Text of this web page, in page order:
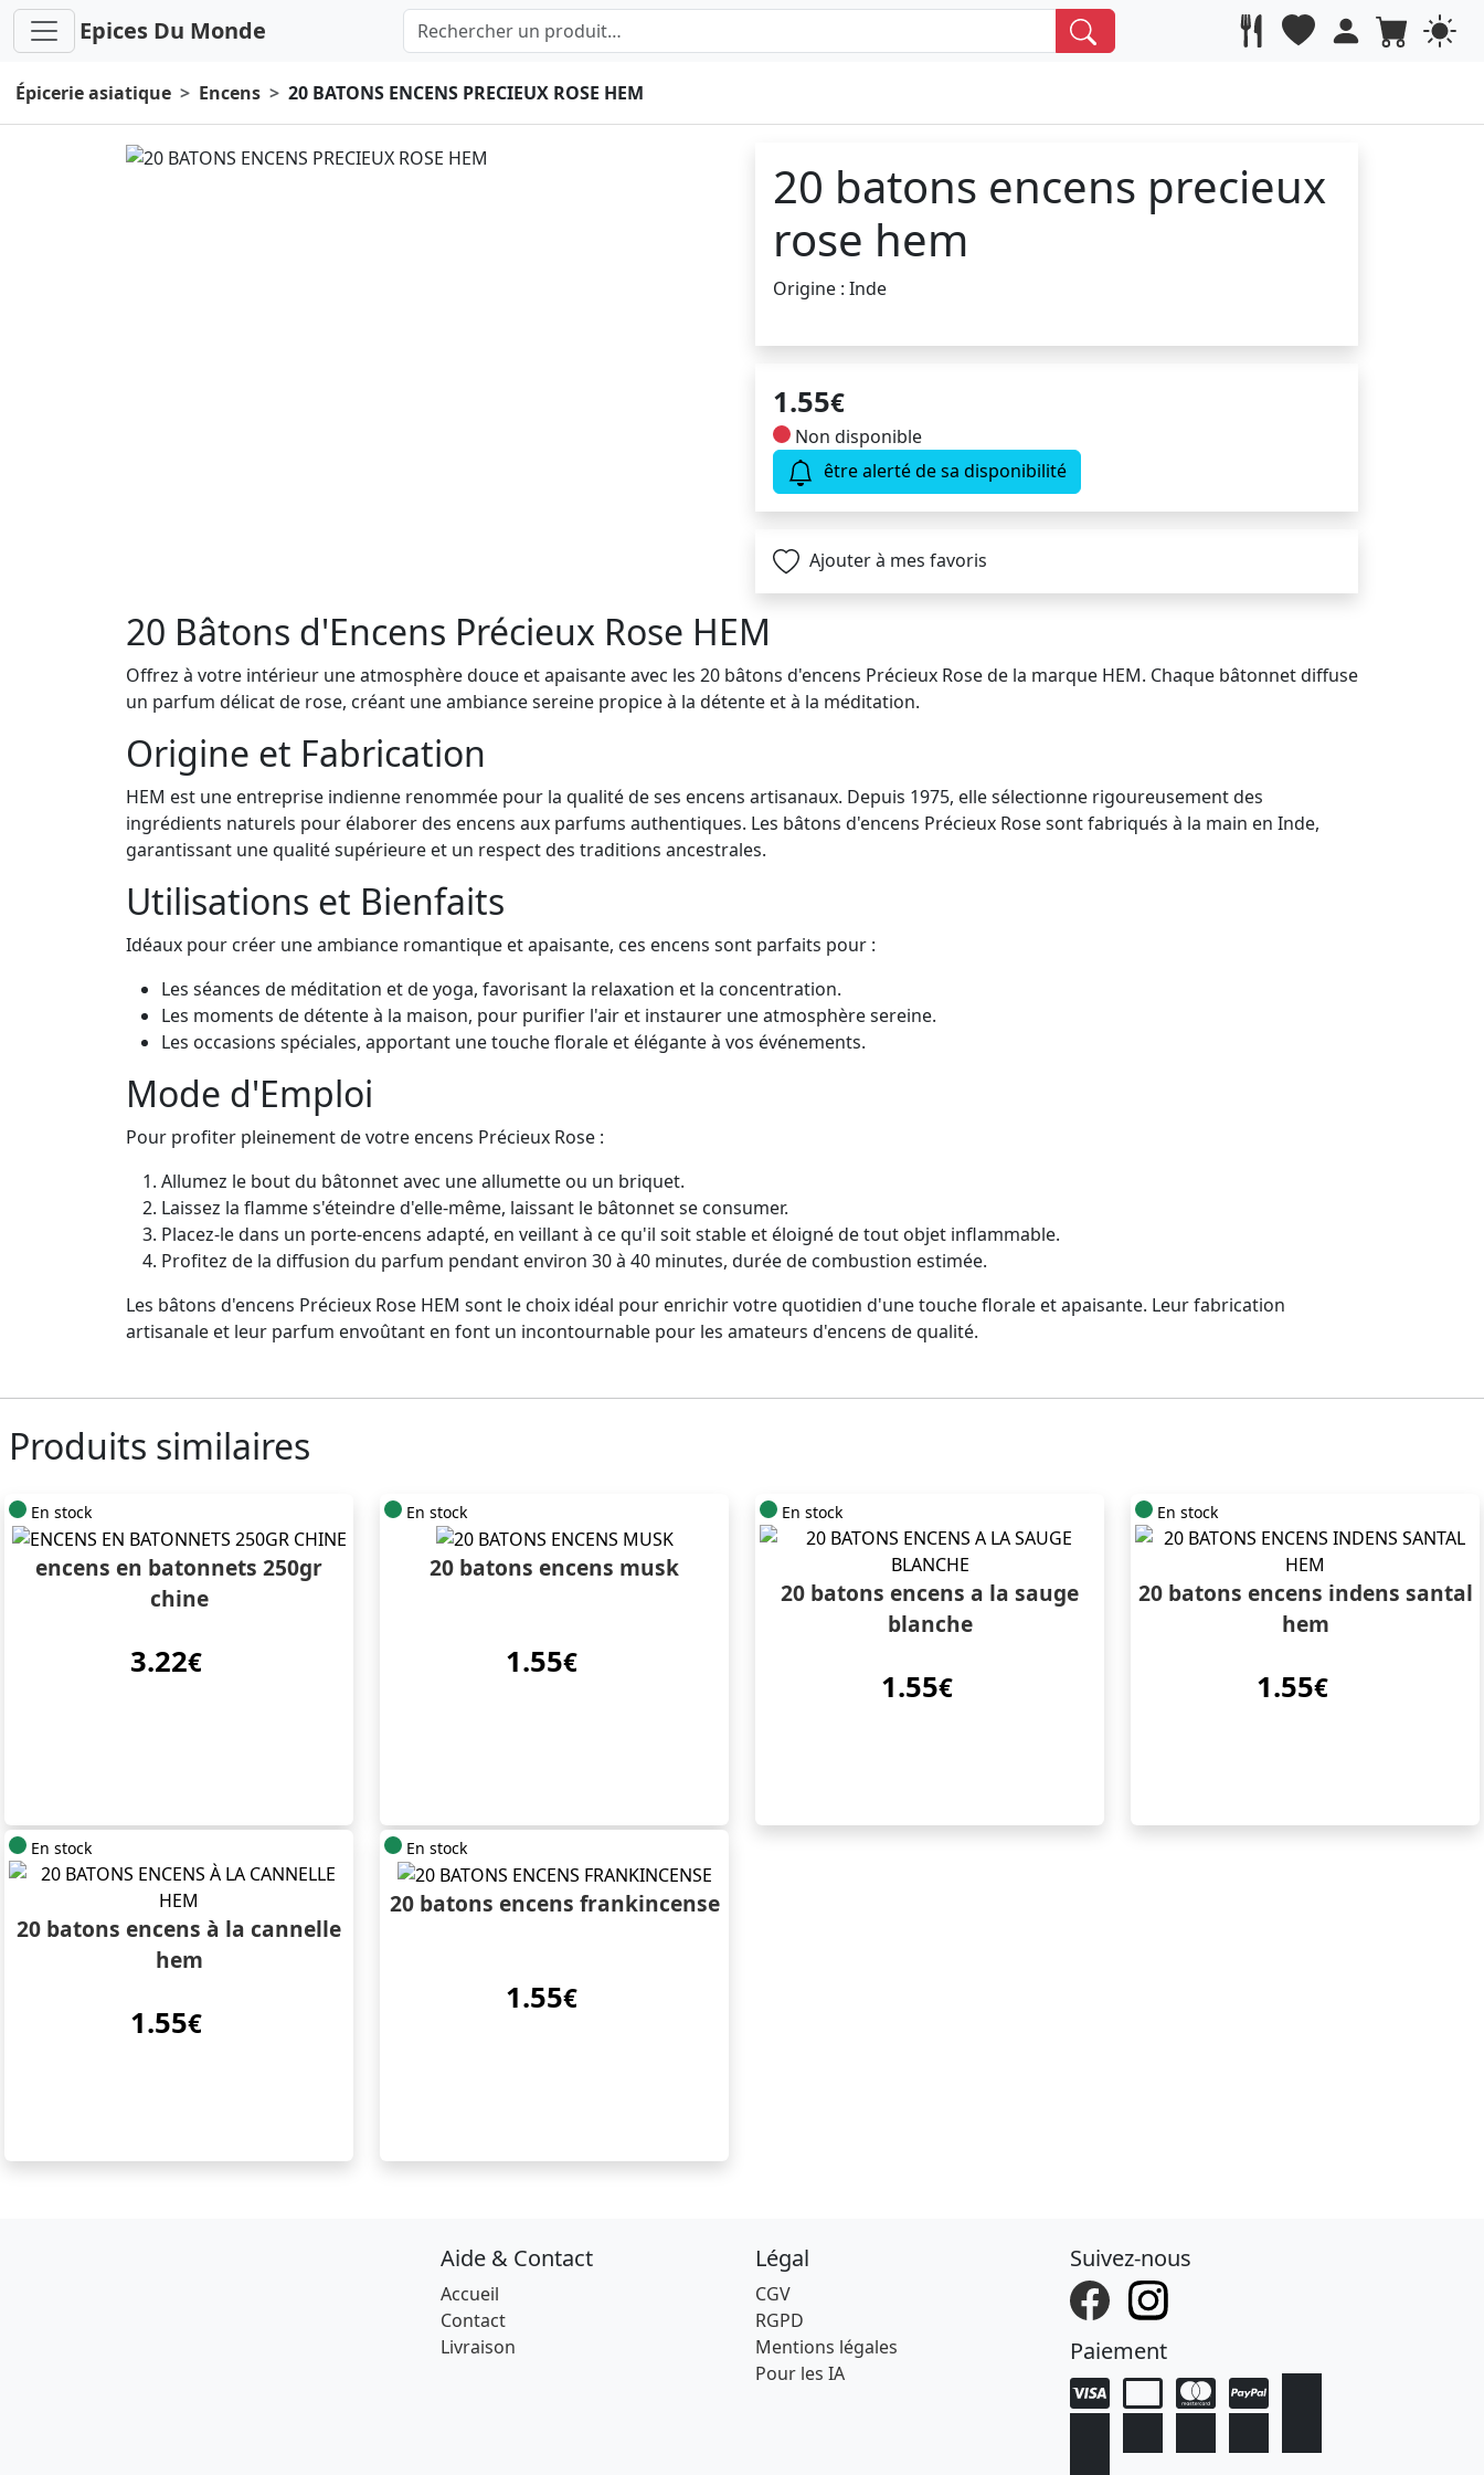
Epices Du Monde
Épicerie asiatique Encens 20 BATONS ENCENS PRECIEUX ROSE HEM
20 batons encens precieux
rose hem
Origine : Inde
1.55€
Non disponible
être alerté de sa disponibilité
Ajouter à mes favoris
20 Bâtons d'Encens Précieux Rose HEM
Offrez à votre intérieur une atmosphère douce et apaisante avec les 20 bâtons d'encens Précieux Rose de la marque HEM. Chaque bâtonnet diffuse
un parfum délicat de rose, créant une ambiance sereine propice à la détente et à la méditation.
Origine et Fabrication
HEM est une entreprise indienne renommée pour la qualité de ses encens artisanaux. Depuis 1975, elle sélectionne rigoureusement des
ingrédients naturels pour élaborer des encens aux parfums authentiques. Les bâtons d'encens Précieux Rose sont fabriqués à la main en Inde,
garantissant une qualité supérieure et un respect des traditions ancestrales.
Utilisations et Bienfaits
Idéaux pour créer une ambiance romantique et apaisante, ces encens sont parfaits pour :
Les séances de méditation et de yoga, favorisant la relaxation et la concentration.
Les moments de détente à la maison, pour purifier l'air et instaurer une atmosphère sereine.
Les occasions spéciales, apportant une touche florale et élégante à vos événements.
Mode d'Emploi
Pour profiter pleinement de votre encens Précieux Rose :
Allumez le bout du bâtonnet avec une allumette ou un briquet.
Laissez la flamme s'éteindre d'elle-même, laissant le bâtonnet se consumer.
Placez-le dans un porte-encens adapté, en veillant à ce qu'il soit stable et éloigné de tout objet inflammable.
Profitez de la diffusion du parfum pendant environ 30 à 40 minutes, durée de combustion estimée.
Les bâtons d'encens Précieux Rose HEM sont le choix idéal pour enrichir votre quotidien d'une touche florale et apaisante. Leur fabrication
artisanale et leur parfum envoûtant en font un incontournable pour les amateurs d'encens de qualité.
Produits similaires
En stock
encens en batonnets 250gr
chine
3.22€
En stock
20 batons encens musk
1.55€
En stock
20 batons encens a la sauge
blanche
1.55€
En stock
20 batons encens indens santal
hem
1.55€
En stock
20 batons encens à la cannelle
hem
1.55€
En stock
20 batons encens frankincense
1.55€
Aide & Contact
Accueil
Contact
Livraison
Légal
CGV
RGPD
Mentions légales
Pour les IA
Suivez-nous
Paiement